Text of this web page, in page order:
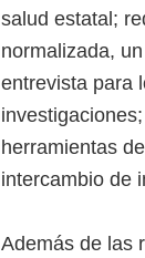
salud estatal;
normalizada,
entrevista para
herramientas
intercambio de
Además de las